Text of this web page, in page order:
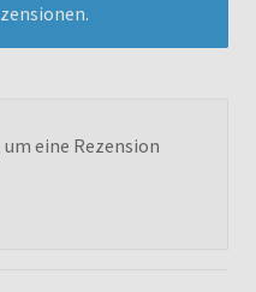
um eine Rezension